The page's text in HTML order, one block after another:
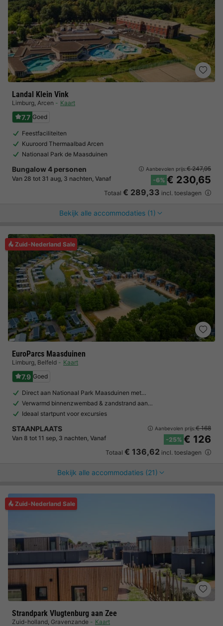
Landal Klein Vink
Limburg, Arcen Kaart
7.7 Goed
Feestfaciliteiten
Kuuroord Thermaalbad Arcen
Nationaal Park de Maasduinen
Bungalow 4 personen
Van 28 tot 31 aug, 3 nachten, Vanaf
Aanbevolen prijs:€ 247,95
-6% € 230,65
Totaal € 289,33 incl. toeslagen
Bekijk alle accommodaties (1)
Zuid-Nederland Sale
EuroParcs Maasduinen
Limburg, Belfeld Kaart
7.9 Goed
Direct aan Nationaal Park Maasduinen met…
Verwarmd binnenzwembad & zandstrand aan…
Ideaal startpunt voor excursies
STAANPLAATS
Van 8 tot 11 sep, 3 nachten, Vanaf
Aanbevolen prijs:€ 168
-25% € 126
Totaal € 136,62 incl. toeslagen
Bekijk alle accommodaties (21)
Zuid-Nederland Sale
Strandpark Vlugtenburg aan Zee
Zuid-holland, Gravenzande Kaart